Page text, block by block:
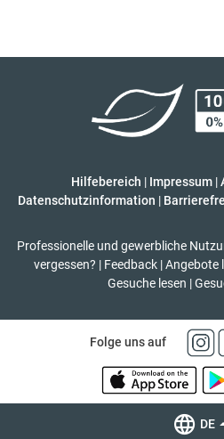
Hilfebereich | Impressum |
Datenschutzinformation |
Professionelle und gewerbliche
vergessen? | Feedback | Angebote
Gesuche lesen |
Folge uns auf
DE